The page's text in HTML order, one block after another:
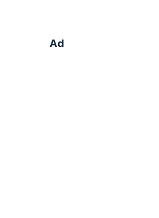
Ad